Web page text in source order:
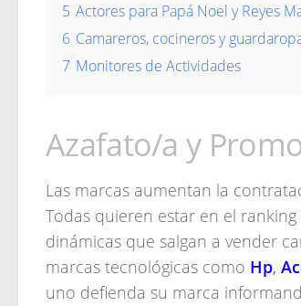
5 Actores para Papá Noel y Reyes
6 Camareros, cocineros y
7 Monitores de Actividades
Azafato/a y
Las marcas aumentan la
Todas quieren estar en el
dinámicas que salgan a vender
marcas tecnológicas como Hp,
uno defienda su marca